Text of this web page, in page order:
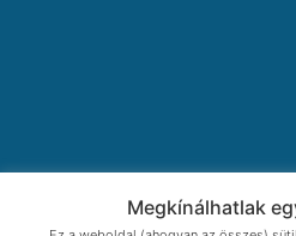
Megkínálhatlak